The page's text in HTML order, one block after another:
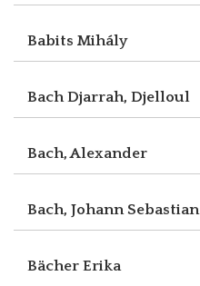
Babits Mihály
Bach Djarrah, Djelloul
Bach, Alexander
Bach, Johann Sebastian
Bächer Erika